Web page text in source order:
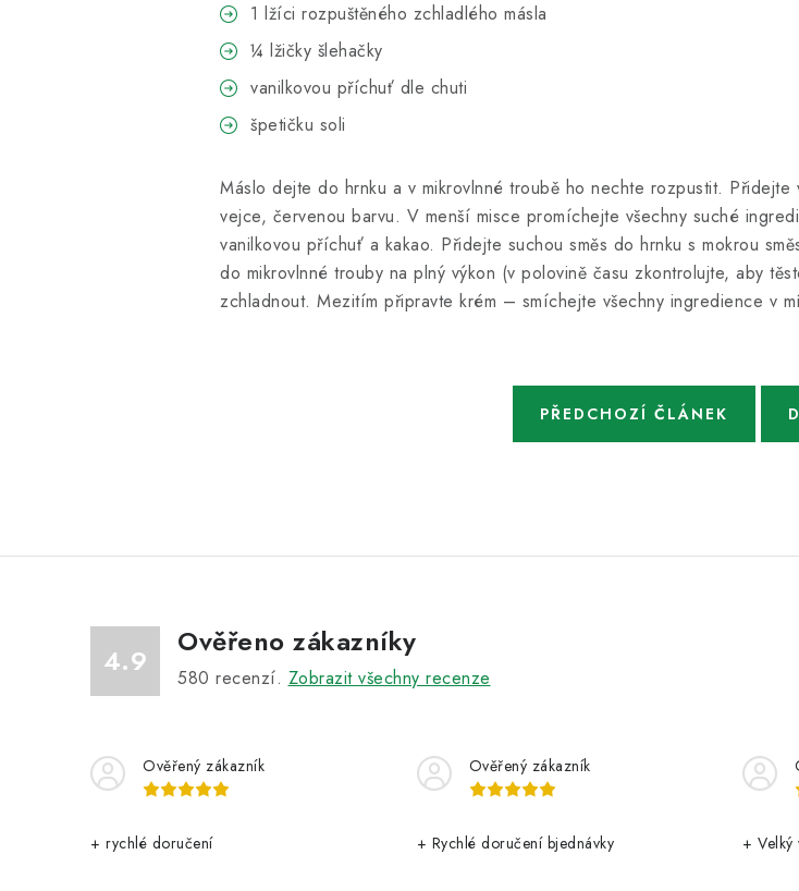
1 lžíci rozpuštěného zchladlého másla
¼ lžičky šlehačky
vanilkovou příchuť dle chuti
špetičku soli
Máslo dejte do hrnku a v mikrovlnné troubě ho nechte rozpustit.
vejce, červenou barvu. V menší misce promíchejte všechny suché
vanilkovou příchuť a kakao. Přidejte suchou směs do hrnku s mokrou
do mikrovlnné trouby na plný výkon (v polovině času zkontrolujte, aby
zchladnout. Mezitím připravte krém – smíchejte všechny ingredience v
PŘEDCHOZÍ ČLÁNEK
4.9
Ověřeno zákazníky
580 recenzí. Zobrazit všechny recenze
Ověřený zákazník
+ rychlé doručení
Ověřený zákazník
+ Rychlé doručení bjednávky +